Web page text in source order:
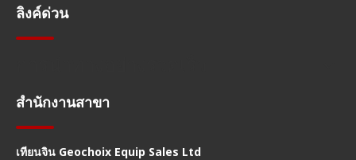
ลิงค์ด่วน
สำนักงานสาขา
เทียนจิน Geochoix Equip Sales Ltd